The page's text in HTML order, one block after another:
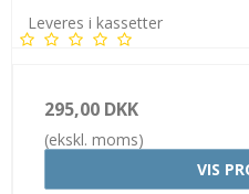
Leveres i kassetter
295,00 DKK
(ekskl. moms)
VIS